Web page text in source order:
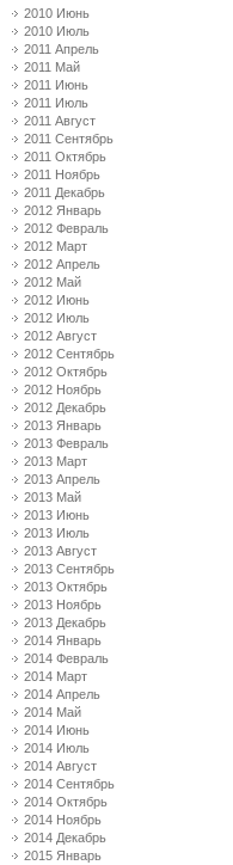
2010 Июнь
2010 Июль
2011 Апрель
2011 Май
2011 Июнь
2011 Июль
2011 Август
2011 Сентябрь
2011 Октябрь
2011 Ноябрь
2011 Декабрь
2012 Январь
2012 Февраль
2012 Март
2012 Апрель
2012 Май
2012 Июнь
2012 Июль
2012 Август
2012 Сентябрь
2012 Октябрь
2012 Ноябрь
2012 Декабрь
2013 Январь
2013 Февраль
2013 Март
2013 Апрель
2013 Май
2013 Июнь
2013 Июль
2013 Август
2013 Сентябрь
2013 Октябрь
2013 Ноябрь
2013 Декабрь
2014 Январь
2014 Февраль
2014 Март
2014 Апрель
2014 Май
2014 Июнь
2014 Июль
2014 Август
2014 Сентябрь
2014 Октябрь
2014 Ноябрь
2014 Декабрь
2015 Январь